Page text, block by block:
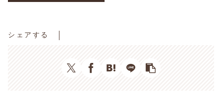
シェアする